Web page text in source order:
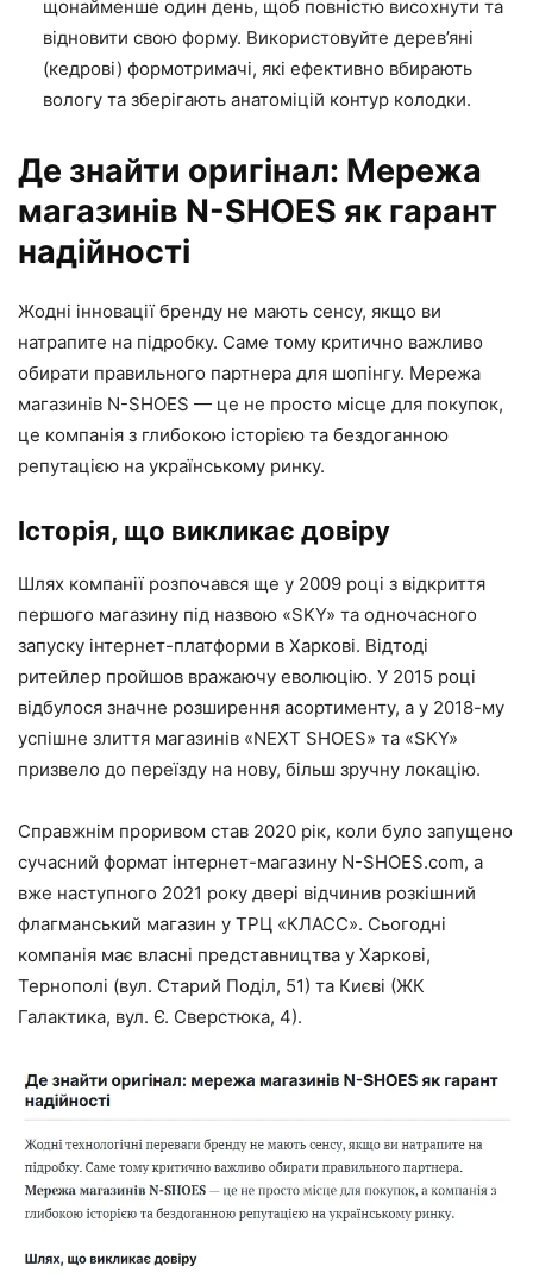
щонайменше один день, щоб повністю висохнути та
відновити свою форму. Використовуйте дерев’яні
(кедрові) формотримачі, які ефективно вбирають
вологу та зберігають анатоміцій контур колодки.
Де знайти оригінал: Мережа
магазинів N-SHOES як гарант
надійності
Жодні інновації бренду не мають сенсу, якщо ви
натрапите на підробку. Саме тому критично важливо
обирати правильного партнера для шопінгу. Мережа
магазинів N-SHOES — це не просто місце для покупок,
це компанія з глибокою історією та бездоганною
репутацією на українському ринку.
Історія, що викликає довіру
Шлях компанії розпочався ще у 2009 році з відкриття
першого магазину під назвою «SKY» та одночасного
запуску інтернет-платформи в Харкові. Відтоді
ритейлер пройшов вражаючу еволюцію. У 2015 році
відбулося значне розширення асортименту, а у 2018-му
успішне злиття магазинів «NEXT SHOES» та «SKY»
призвело до переїзду на нову, більш зручну локацію.
Справжнім проривом став 2020 рік, коли було запущено
сучасний формат інтернет-магазину N-SHOES.com, а
вже наступного 2021 року двері відчинив розкішний
флагманський магазин у ТРЦ «КЛАСС». Сьогодні
компанія має власні представництва у Харкові,
Тернополі (вул. Старий Поділ, 51) та Києві (ЖК
Галактика, вул. Є. Сверстюка, 4).